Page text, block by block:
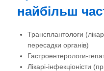
найбільш
Трансплантологи
пересадки органів)
Гастроентерологи-
Лікарі-інфекціоністи